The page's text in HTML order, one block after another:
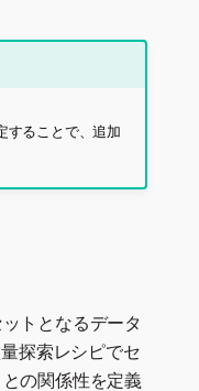
することで、追加
トとなるデータ
探索レシピでセ
の関係性を定義